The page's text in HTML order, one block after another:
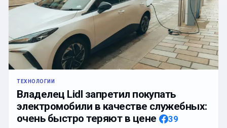
ТЕХНОЛОГИИ
Владелец Lidl запретил покупать
электромобили в качестве служебных:
очень быстро теряют в цене
39